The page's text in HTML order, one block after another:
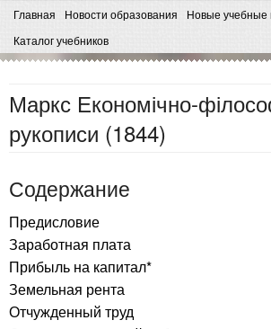
Главная Новости образования
Новые учебные
Каталог учебников
Маркс Економічно-
рукописи (1844)
Содержание
Предисловие
Заработная плата
Прибыль на капитал*
Земельная рента
Отчужденный труд